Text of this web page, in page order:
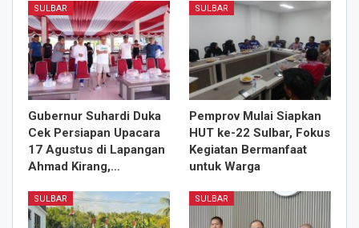
SULBAR
Gubernur Suhardi Duka
Cek Persiapan Upacara
17 Agustus di Lapangan
Ahmad Kirang,…
SULBAR
Pemprov Mulai Siapkan
HUT ke-22 Sulbar, Fokus
Kegiatan Bermanfaat
untuk Warga
SULBAR SULBAR